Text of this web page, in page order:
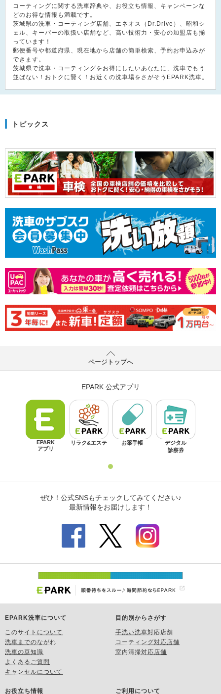
コーティングに関する洗車辞典や、お役立ち情報、キャンペーンな
どのお得な情報も満載です。
茨城県の洗車・コーティング店舗、エネオス（Dr.Drive）、昭和シ
ェル、キーパーの取扱い店舗など、高い技術力・安心の加盟店も揃
っています！
郵便番号や都道府県、現在地から店舗の簡単検索、予約お申込みが
できます。
茨城県で洗車・コーティングをお得にしたいあなたに、洗車でもう
並ばない！おトクに賢く！お近くの洗車場をさがそうEPARK洗車。
トピックス
ページトップへ
EPARK洗車について
このサイトについて
洗車までのながれ
洗車の豆知識
よくあるご質問
キャンセルについて
目的別からさがす
手洗い洗車対応店舗
コーティング対応店舗
室内清掃対応店舗
お役立ち情報 ご利用について